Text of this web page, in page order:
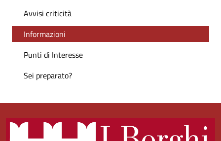
Avvisi criticità
Informazioni
Punti di Interesse
Sei preparato?